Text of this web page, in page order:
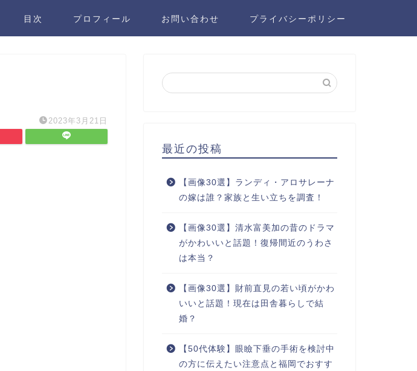
目次 プロフィール お問い合わせ プライバシーポリシー
2023年3月21日
最近の投稿
【画像30選】ランディ・アロサレーナ
の嫁は誰？家族と生い立ちを調査！
【画像30選】清水富美加の昔のドラマ
がかわいいと話題！復帰間近のうわさ
は本当？
【画像30選】財前直見の若い頃がかわ
いいと話題！現在は田舎暮らしで結
婚？
【50代体験】眼瞼下垂の手術を検討中
の方に伝えたい注意点と福岡でおすす